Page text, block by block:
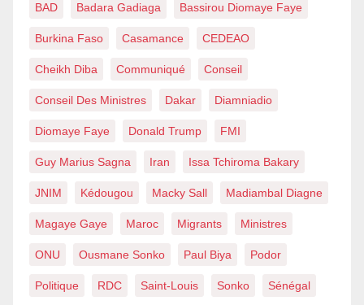
BAD Badara Gadiaga Bassirou Diomaye Faye
Burkina Faso Casamance CEDEAO
Cheikh Diba Communiqué Conseil
Conseil Des Ministres Dakar Diamniadio
Diomaye Faye Donald Trump FMI
Guy Marius Sagna Iran Issa Tchiroma Bakary
JNIM Kédougou Macky Sall Madiambal Diagne
Magaye Gaye Maroc Migrants Ministres
ONU Ousmane Sonko Paul Biya Podor
Politique RDC Saint-Louis Sonko Sénégal